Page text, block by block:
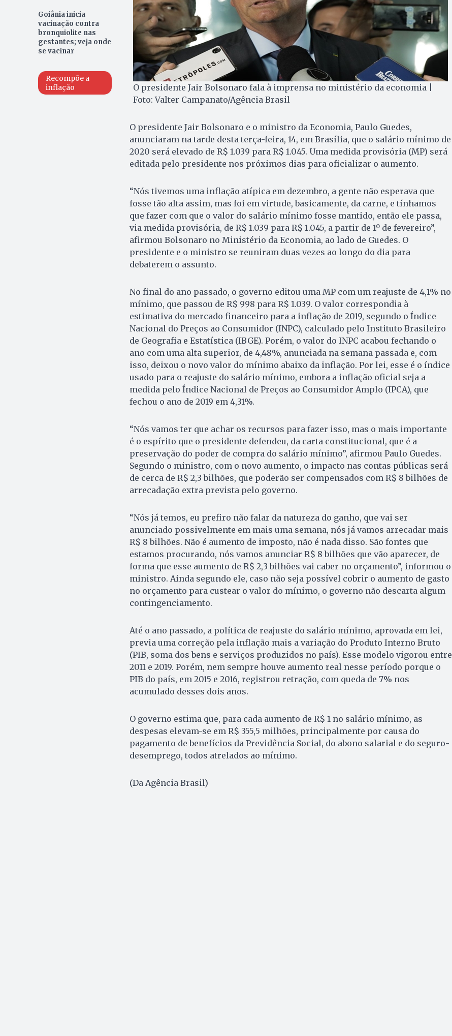
Goiânia inicia
vacinação contra
bronquiolite nas
gestantes; veja onde
se vacinar
Recompõe a
inflação
O presidente Jair Bolsonaro fala à imprensa no ministério da economia |
Foto: Valter Campanato/Agência Brasil
O presidente Jair Bolsonaro e o ministro da Economia, Paulo Guedes,
anunciaram na tarde desta terça-feira, 14, em Brasília, que o salário mínimo de
2020 será elevado de R$ 1.039 para R$ 1.045. Uma medida provisória (MP) será
editada pelo presidente nos próximos dias para oficializar o aumento.
“Nós tivemos uma inflação atípica em dezembro, a gente não esperava que
fosse tão alta assim, mas foi em virtude, basicamente, da carne, e tínhamos
que fazer com que o valor do salário mínimo fosse mantido, então ele passa,
via medida provisória, de R$ 1.039 para R$ 1.045, a partir de 1º de fevereiro”,
afirmou Bolsonaro no Ministério da Economia, ao lado de Guedes. O
presidente e o ministro se reuniram duas vezes ao longo do dia para
debaterem o assunto.
No final do ano passado, o governo editou uma MP com um reajuste de 4,1% no
mínimo, que passou de R$ 998 para R$ 1.039. O valor correspondia à
estimativa do mercado financeiro para a inflação de 2019, segundo o Índice
Nacional do Preços ao Consumidor (INPC), calculado pelo Instituto Brasileiro
de Geografia e Estatística (IBGE). Porém, o valor do INPC acabou fechando o
ano com uma alta superior, de 4,48%, anunciada na semana passada e, com
isso, deixou o novo valor do mínimo abaixo da inflação. Por lei, esse é o índice
usado para o reajuste do salário mínimo, embora a inflação oficial seja a
medida pelo Índice Nacional de Preços ao Consumidor Amplo (IPCA), que
fechou o ano de 2019 em 4,31%.
“Nós vamos ter que achar os recursos para fazer isso, mas o mais importante
é o espírito que o presidente defendeu, da carta constitucional, que é a
preservação do poder de compra do salário mínimo”, afirmou Paulo Guedes.
Segundo o ministro, com o novo aumento, o impacto nas contas públicas será
de cerca de R$ 2,3 bilhões, que poderão ser compensados com R$ 8 bilhões de
arrecadação extra prevista pelo governo.
“Nós já temos, eu prefiro não falar da natureza do ganho, que vai ser
anunciado possivelmente em mais uma semana, nós já vamos arrecadar mais
R$ 8 bilhões. Não é aumento de imposto, não é nada disso. São fontes que
estamos procurando, nós vamos anunciar R$ 8 bilhões que vão aparecer, de
forma que esse aumento de R$ 2,3 bilhões vai caber no orçamento”, informou o
ministro. Ainda segundo ele, caso não seja possível cobrir o aumento de gasto
no orçamento para custear o valor do mínimo, o governo não descarta algum
contingenciamento.
Até o ano passado, a política de reajuste do salário mínimo, aprovada em lei,
previa uma correção pela inflação mais a variação do Produto Interno Bruto
(PIB, soma dos bens e serviços produzidos no país). Esse modelo vigorou entre
2011 e 2019. Porém, nem sempre houve aumento real nesse período porque o
PIB do país, em 2015 e 2016, registrou retração, com queda de 7% nos
acumulado desses dois anos.
O governo estima que, para cada aumento de R$ 1 no salário mínimo, as
despesas elevam-se em R$ 355,5 milhões, principalmente por causa do
pagamento de benefícios da Previdência Social, do abono salarial e do seguro-
desemprego, todos atrelados ao mínimo.
(Da Agência Brasil)